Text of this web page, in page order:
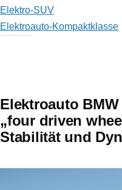
Elektro-SUV
Elektroauto-Kompaktklasse
Elektroauto
„four driven
Stabilität und